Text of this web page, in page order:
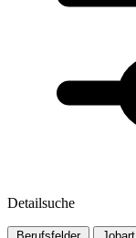
Detailsuche